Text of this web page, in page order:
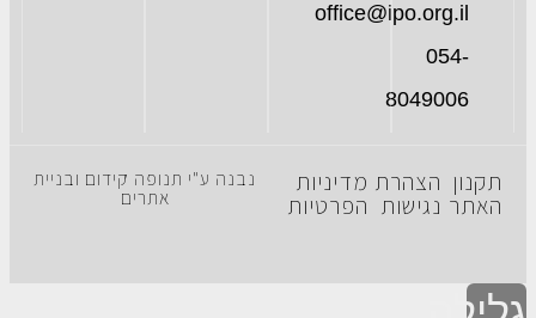
office@ipo.org.il
054-
8049006
תקנון
האתר
הצהרת
נגישות
מדיניות
הפרטיות
נבנה ע"י תנופה קידום ובניית
אתרים